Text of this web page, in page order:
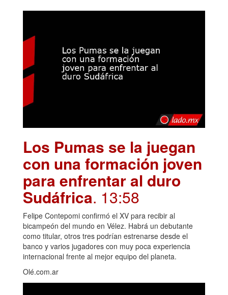
Los Pumas se la juegan
con una formación joven
para enfrentar al duro
Sudáfrica. 13:58
Felipe Contepomi confirmó el XV para recibir al
bicampeón del mundo en Vélez. Habrá un debutante
como titular, otros tres podrían estrenarse desde el
banco y varios jugadores con muy poca experiencia
internacional frente al mejor equipo del planeta.
Olé.com.ar